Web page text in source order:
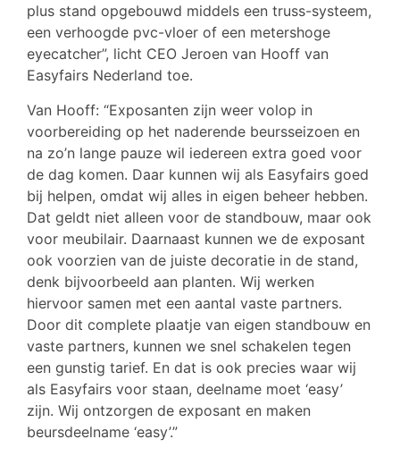
plus stand opgebouwd middels een truss-systeem,
een verhoogde pvc-vloer of een metershoge
eyecatcher”, licht CEO Jeroen van Hooff van
Easyfairs Nederland toe.
Van Hooff: “Exposanten zijn weer volop in
voorbereiding op het naderende beursseizoen en
na zo’n lange pauze wil iedereen extra goed voor
de dag komen. Daar kunnen wij als Easyfairs goed
bij helpen, omdat wij alles in eigen beheer hebben.
Dat geldt niet alleen voor de standbouw, maar ook
voor meubilair. Daarnaast kunnen we de exposant
ook voorzien van de juiste decoratie in de stand,
denk bijvoorbeeld aan planten. Wij werken
hiervoor samen met een aantal vaste partners.
Door dit complete plaatje van eigen standbouw en
vaste partners, kunnen we snel schakelen tegen
een gunstig tarief. En dat is ook precies waar wij
als Easyfairs voor staan, deelname moet ‘easy’
zijn. Wij ontzorgen de exposant en maken
beursdeelname ‘easy’.”